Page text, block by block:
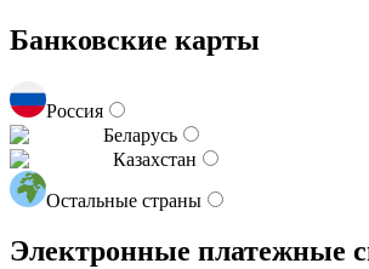
Банковские карты
Россия
Беларусь
Казахстан
Остальные страны
Электронные платежные